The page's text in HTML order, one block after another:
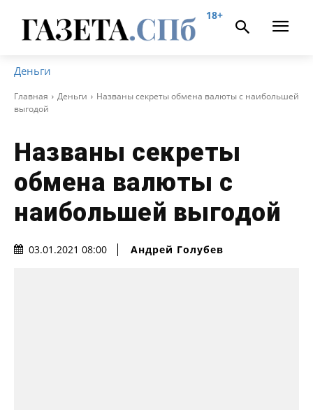
18+
Деньги
Главная Деньги
Названы секреты обмена валюты с наибольшей
выгодой
Названы секреты
обмена валюты с
наибольшей выгодой
03.01.2021 08:00 Андрей Голубев